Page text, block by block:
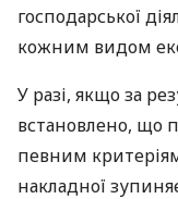
господарської
кожним видом
У разі, якщо за
встановлено, що
певним
накладної